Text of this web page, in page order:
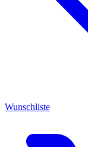
Wunschliste